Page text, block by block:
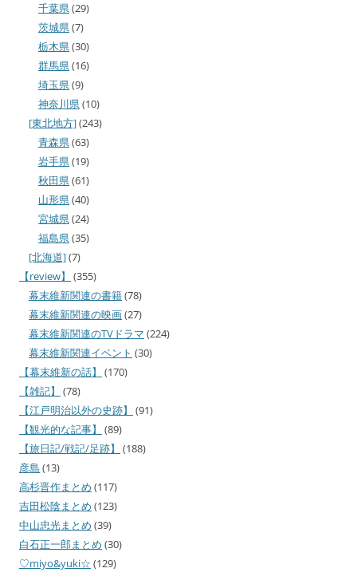
千葉県(29)
茨城県(7)
栃木県(30)
群馬県(16)
埼玉県(9)
神奈川県(10)
[東北地方](243)
青森県(63)
岩手県(19)
秋田県(61)
山形県(40)
宮城県(24)
福島県(35)
[北海道](7)
【review】
(355)
幕末維新関連の書籍(78)
幕末維新関連の映画(27)
幕末維新関連のTVドラマ (224)
幕末維新関連イベント (30)
【幕末維新の話】
(170)
【雑記】
(78)
【江戸明治以外の史跡】
(91)
【観光的な記事】
(89)
【旅日記/戦記/足跡】
(188)
彦島 (13)
高杉晋作まとめ (117)
吉田松陰まとめ (123)
中山忠光まとめ (39)
白石正一郎まとめ (30)
♡miyo&yuki☆ (129)